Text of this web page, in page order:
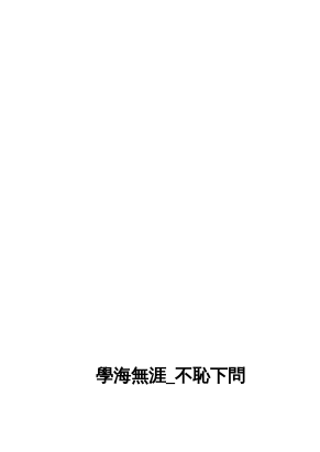
學海無涯_不恥下問